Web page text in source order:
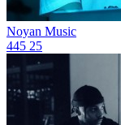
Noyan Music
445 25